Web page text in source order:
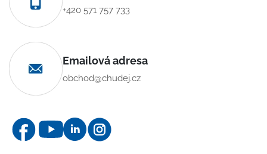
+420 571 757 733
Emailová adresa
obchod@chudej.cz